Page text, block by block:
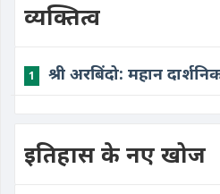
व्यक्तित्व
1 श्री अरबिंदो: महान
इतिहास के नए खोज